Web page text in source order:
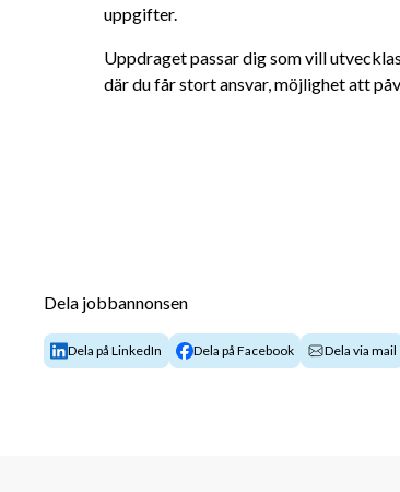
uppgifter.
Uppdraget passar dig som vill
där du får stort ansvar, möjlighet att
Dela jobbannonsen
Dela på LinkedIn Dela på Facebook Dela via mail